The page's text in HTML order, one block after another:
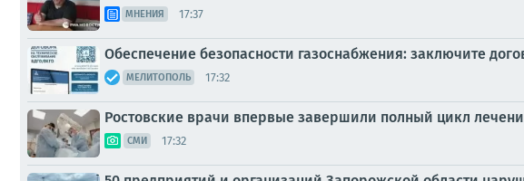
МНЕНИЯ 17:37
Обеспечение безопасности газоснабжения: заключите
МЕЛИТОПОЛЬ 17:32
Ростовские врачи впервые завершили полный цикл
СМИ 17:32